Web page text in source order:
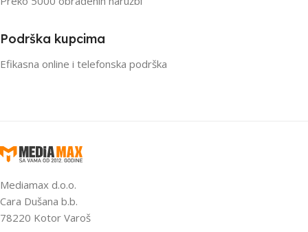
Podrška kupcima
Efikasna online i telefonska podrška
Mediamax d.o.o.
Cara Dušana b.b.
78220 Kotor Varoš